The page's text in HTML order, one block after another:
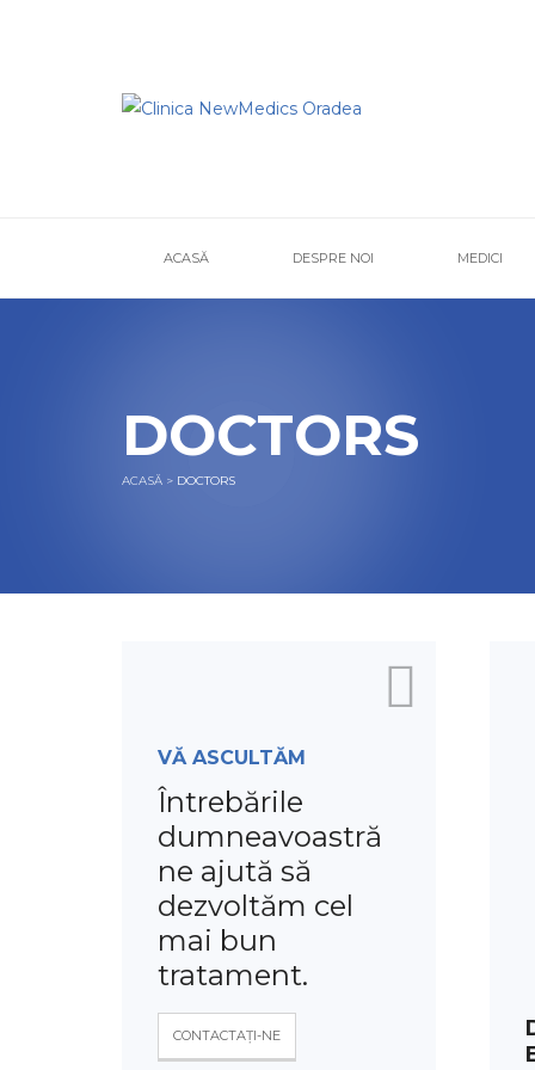
ACASĂ DESPRE NOI MEDICI
DOCTORS
ACASĂ > DOCTORS
VĂ ASCULTĂM
Întrebările
dumneavoastră
ne ajută să
dezvoltăm cel
mai bun
tratament.
CONTACTAȚI-NE